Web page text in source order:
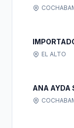
EL ALTO
ANA AYDA